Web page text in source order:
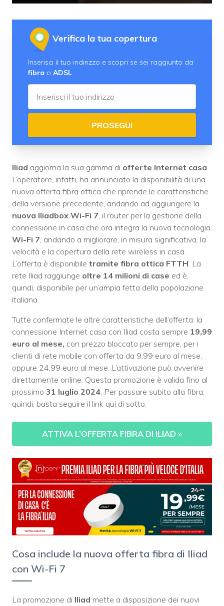
Verifica la tua copertura
Inserisci il tuo indirizzo e scopri se sei raggiunto da
fibra o ADSL
PROSEGUI
Iliad aggiorna la sua gamma di offerte Internet casa.
L’operatore, infatti, ha annunciato la disponibilità di una
nuova offerta fibra ottica che riprende le caratteristiche
della versione precedente, andando ad aggiungere la
nuova Iliadbox Wi-Fi 7, il router per la gestione della
connessione in casa che ora integra la nuova tecnologia
Wi-Fi 7, andando a migliorare, in misura significativa, la
velocità e la copertura della rete wireless in casa.
L’offerta è disponibile tramite fibra ottica FTTH. La
rete Iliad raggiunge oltre 14 milioni di case ed è,
quindi, disponibile per un’ampia fetta della popolazione
italiana.
Tutte confermate le altre caratteristiche dell’offerta: la
connessione Internet casa con Iliad costa sempre 19,99
euro al mese, con prezzo bloccato per sempre, per i
clienti di rete mobile con offerta da 9,99 euro al mese,
oppure 24,99 euro al mese. L’attivazione può avvenire
direttamente online. Questa promozione è valida fino al
prossimo 31 luglio 2024. Per passare subito alla fibra,
quindi, basta seguire il link qui di sotto.
ATTIVA L’OFFERTA FIBRA DI ILIAD »
Cosa include la nuova offerta fibra di Iliad
con Wi-Fi 7
La promozione di Iliad mette a disposizione dei nuovi